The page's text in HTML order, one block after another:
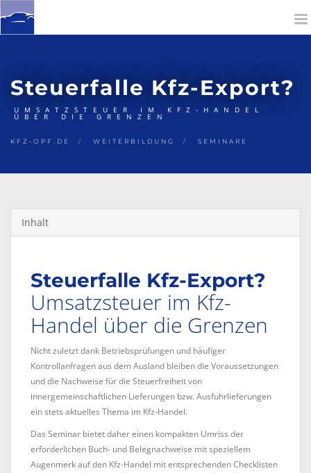
Steuerfalle Kfz-Export?
UMSATZSTEUER IM KFZ-HANDEL
ÜBER DIE GRENZEN
KFZ-OPF.DE WEITERBILDUNG SEMINARE
Inhalt
Steuerfalle Kfz-Export?
Umsatzsteuer im Kfz-
Handel über die Grenzen
Nicht zuletzt dank Betriebsprüfungen und häufiger
Kontrollanfragen aus dem Ausland bleiben die Voraussetzungen
und die Nachweise für die Steuerfreiheit von
innergemeinschaftlichen Lieferungen bzw. Ausfuhrlieferungen
ein stets aktuelles Thema im Kfz-Handel.
Das Seminar bietet daher einen kompakten Umriss der
erforderlichen Buch- und Belegnachweise mit speziellem
Augenmerk auf den Kfz-Handel mit entsprechenden Checklisten